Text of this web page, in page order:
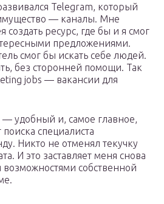
Telegram, который
— каналы. Мне
создать ресурс, где бы и я смог
предложениями.
смог бы искать себе людей.
без сторонней помощи. Так
jobs — вакансии для
— удобный и, самое главное,
специалиста
Никто не отменял текучку
И это заставляет меня снова
возможностями собственной